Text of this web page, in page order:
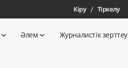
Кіру / Тіркелу
Әлем Журналистік зерттеу